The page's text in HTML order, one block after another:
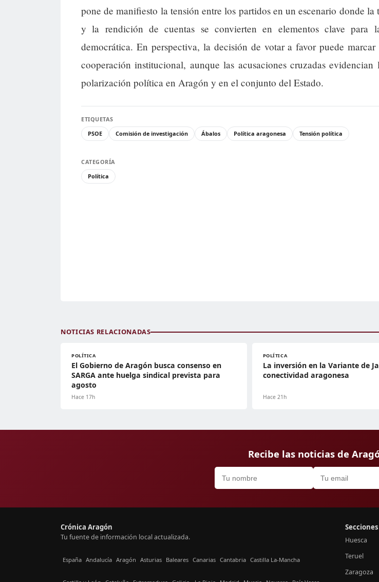
pone de manifiesto la tensión entre los partidos en un escenario donde la
y la rendición de cuentas se convierten en elementos clave para
democrática. En perspectiva, la decisión de votar a favor puede
cooperación institucional, aunque las acusaciones cruzadas evidencian
polarización política en Aragón y en el conjunto del Estado.
ETIQUETAS
PSOE
Comisión de investigación Ábalos Política aragonesa Tensión política
CATEGORÍA
Política
NOTICIAS RELACIONADAS
POLÍTICA
El Gobierno de Aragón busca consenso en
SARGA ante huelga sindical prevista para
agosto
Hace 17h
POLÍTICA
La inversión en la Variante de
conectividad aragonesa
Hace 21h
Recibe las noticias de
Crónica Aragón
Tu fuente de información local actualizada.
España Andalucía Aragón Asturias Baleares Canarias Cantabria Castilla La-Mancha
Secciones
Huesca
Teruel
Zaragoza